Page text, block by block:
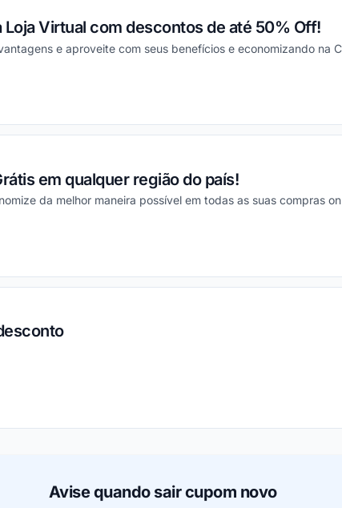
Virtual com descontos de até 50% Off!
e aproveite com seus benefícios e economizando na
em qualquer região do país!
da melhor maneira possível em todas as suas compras
Avise quando sair cupom novo